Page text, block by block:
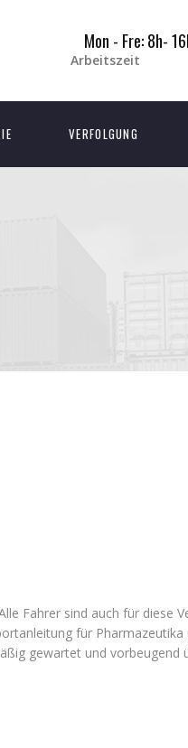
Mon - Fre: 8h-
Arbeitszeit
VERFOLGUNG
Fahrer sind auch für diese
für
gewartet und